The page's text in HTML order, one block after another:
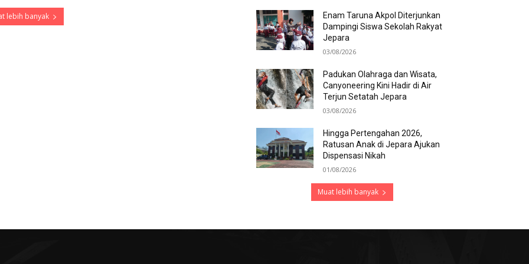
lebih banyak
Enam Taruna Akpol Diterjunkan
Dampingi Siswa Sekolah Rakyat
Jepara
03/08/2026
Padukan Olahraga dan Wisata,
Canyoneering Kini Hadir di Air
Terjun Setatah Jepara
03/08/2026
Hingga Pertengahan 2026,
Ratusan Anak di Jepara Ajukan
Dispensasi Nikah
01/08/2026
Muat lebih banyak